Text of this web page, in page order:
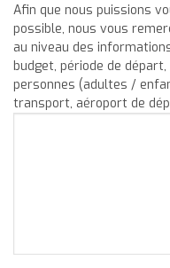
Afin que nous puissions
possible, nous vous
au niveau des
budget, période de
personnes (adultes /
transport, aéroport de